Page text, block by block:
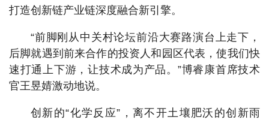
打造创新链产业链深度融合新引擎。
“前脚刚从中关村论坛前沿大赛路演台上走下，
后脚就遇到前来合作的投资人和园区代表，使我们快
速打通上下游，让技术成为产品。”博睿康首席技术
官王昱婧激动地说。
创新的“化学反应”，离不开土壤肥沃的创新雨